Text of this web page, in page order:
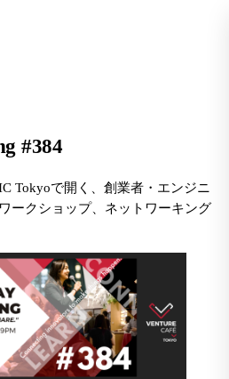
#384
Tokyoで開く、創業者・エンジニ
ークショップ、ネットワーキング